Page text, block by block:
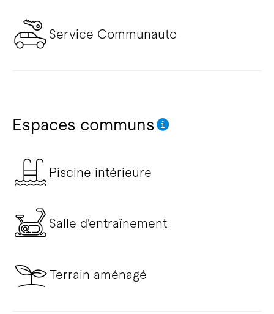
Service Communauto
Espaces communs
Piscine intérieure
Salle d’entraînement
Terrain aménagé